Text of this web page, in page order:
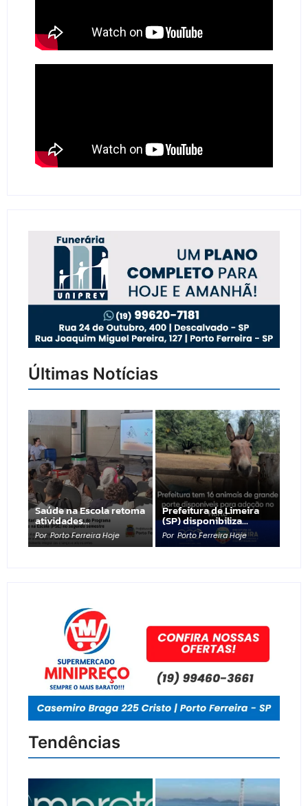
Últimas Notícias
Saúde na Escola retoma
atividades…
Por Porto Ferreira Hoje
Prefeitura de Limeira
(SP) disponibiliza…
Por Porto Ferreira Hoje
Tendências